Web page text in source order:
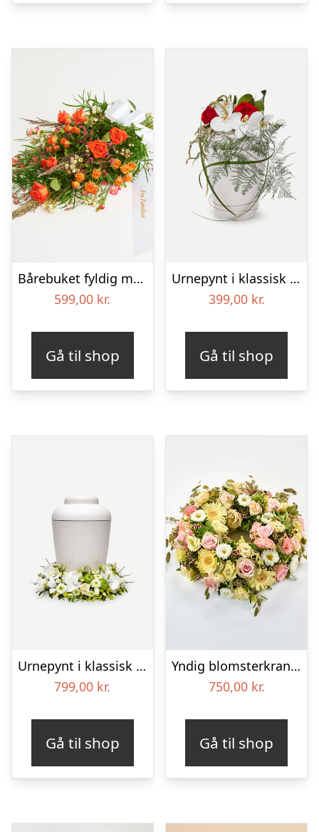
Bårebuket fyldig med bånd
599,00 kr.
Gå til shop
Urnepynt i klassisk stil – rød og hvid
399,00 kr.
Gå til shop
Urnepynt i klassisk stil – creme
799,00 kr.
Gå til shop
Yndig blomsterkrans i pastelfarver, floristens valg – Blomster til begravelse
750,00 kr.
Gå til shop